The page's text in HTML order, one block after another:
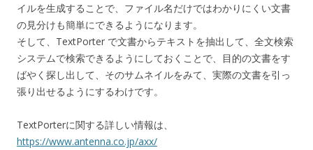
イルを生成することで、ファイル名だけではわかりにくい文書
の見分けも簡単にできるようになります。
そして、TextPorter で文書からテキストを抽出して、全文検索
システムで検索できるようにしておくことで、目的の文書をす
ばやく探し出して、そのサムネイルをみて、実際の文書を引っ
張り出せるようにするわけです。
TextPorterに関する詳しい情報は、
https://www.antenna.co.jp/axx/